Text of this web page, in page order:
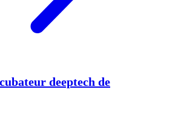
deeptech de